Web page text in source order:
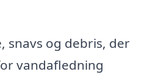
snavs og debris, der
vandafledning